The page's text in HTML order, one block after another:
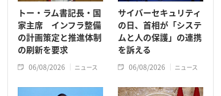
トー・ラム書記長・国
家主席 インフラ整備
の計画策定と推進体制
の刷新を要求
06/08/2026 ニュース
サイバーセキュリティ
の日、首相が「システ
ムと人の保護」の連携
を訴える
06/08/2026 ニュース